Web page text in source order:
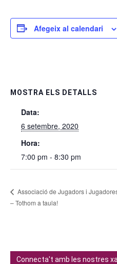
Afegeix al calendari
MOSTRA ELS DETALLS
Data:
6 setembre, 2020
Hora:
7:00 pm - 8:30 pm
Associació de Jugadors i
– Tothom a taula!
Connecta't amb les nostres